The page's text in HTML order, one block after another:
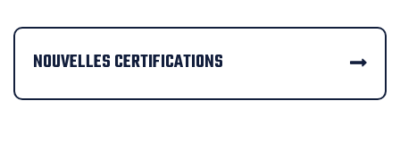
NOUVELLES CERTIFICATIONS